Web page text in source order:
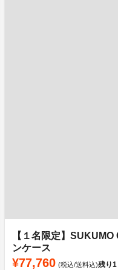
【１名限定】
ンケース
¥77,760 (税込/送料込)残り1